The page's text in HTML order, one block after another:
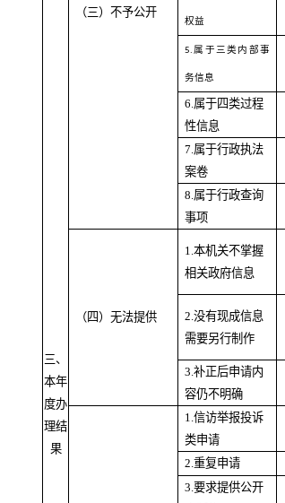
三、
本年
度办
理结
果
（三）不予公开
权益
5. 属于三类内部事
务信息
6. 属于四类过程
性信息
7. 属于行政执法
案卷
8. 属于行政查询
事项
（四）无法提供
1.本机关不掌握
相关政府信息
2.没有现成信息
需要另行制作
3.补正后申请内
容仍不明确
1.信访举报投诉
类申请
2.重复申请
3.要求提供公开